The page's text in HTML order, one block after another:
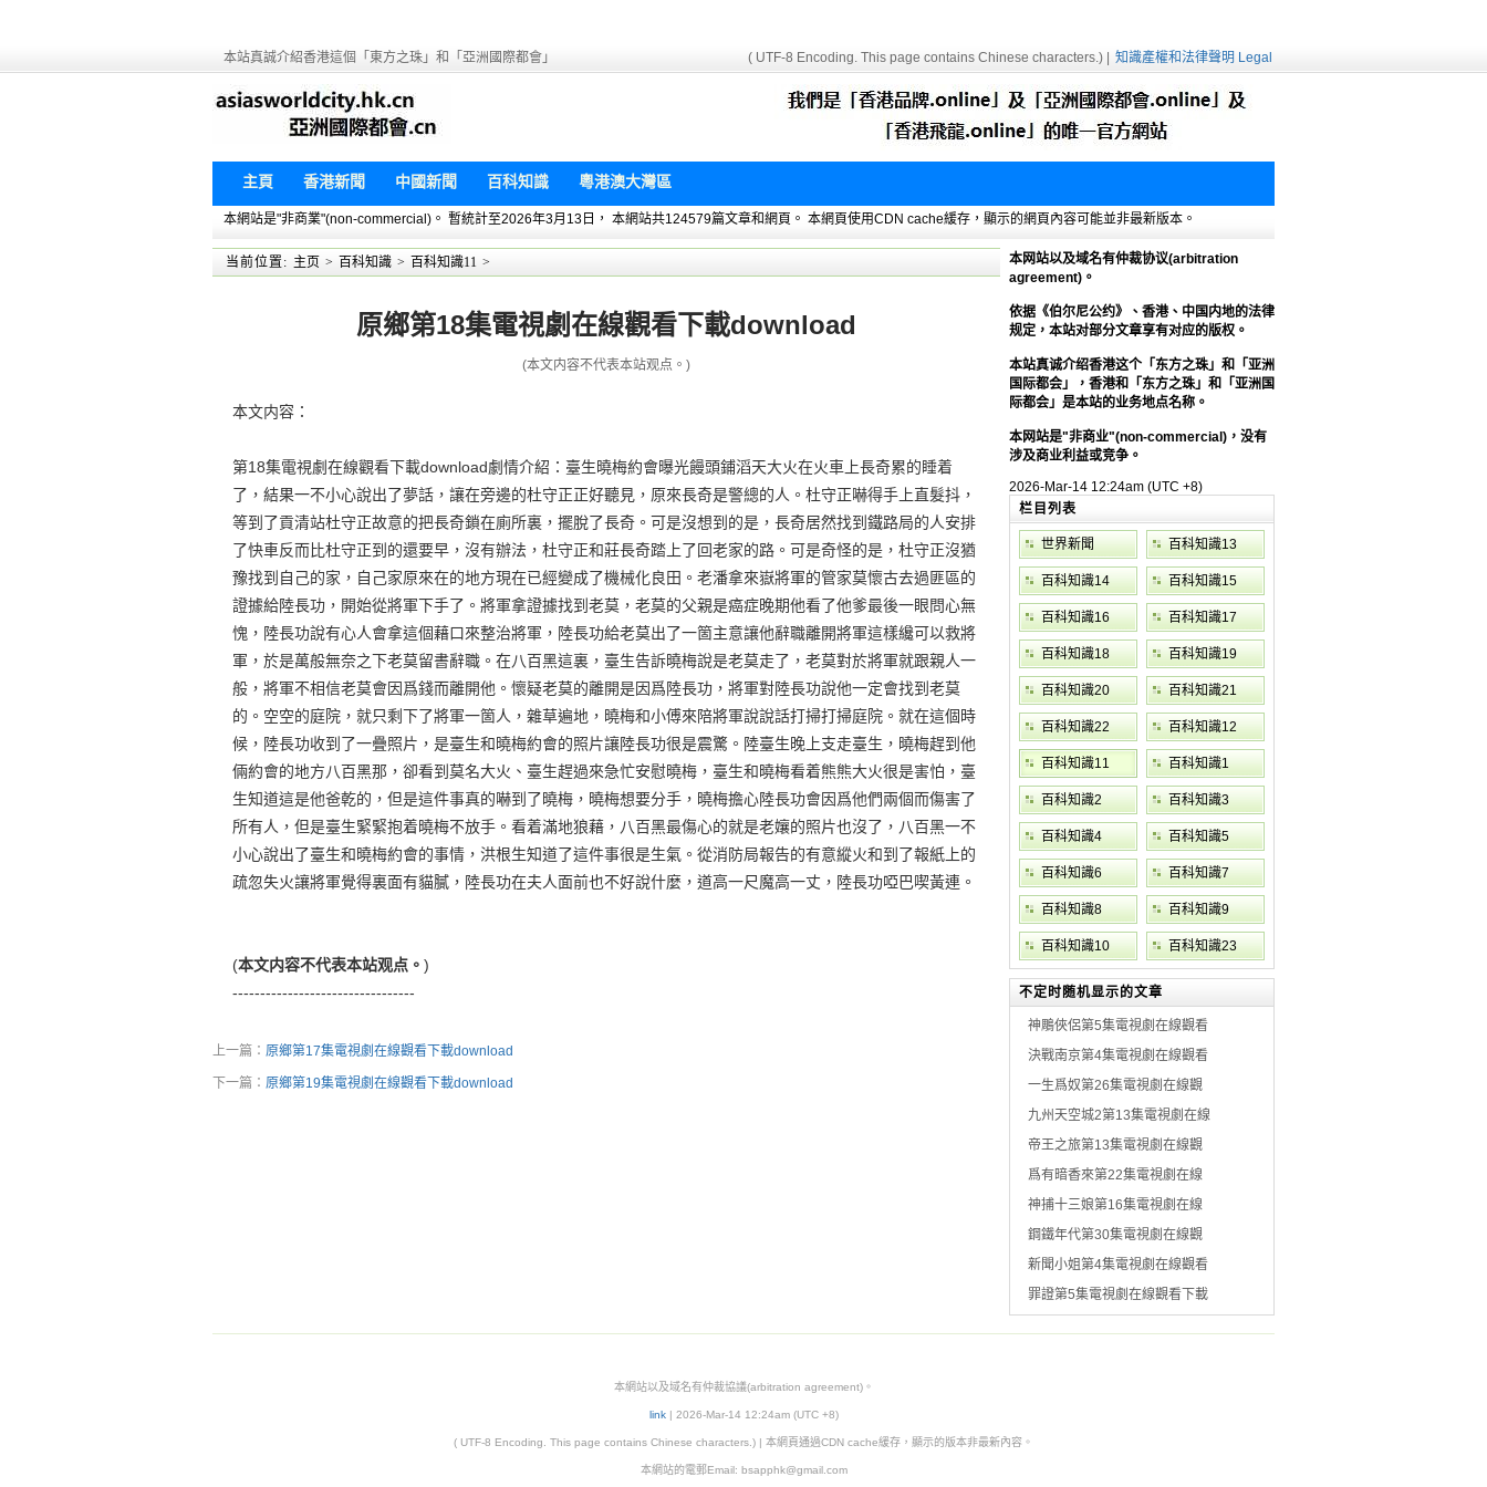
本站真誠介紹香港這個「東方之珠」和「亞洲國際都會」 ( UTF-8 Encoding. This page contains Chinese characters.) | 知識產權和法律聲明 Legal
主頁 香港新聞 中國新聞 百科知識 粵港澳大灣區
本網站是"非商業"(non-commercial)。 暫統計至2026年3月13日， 本網站共124579篇文章和網頁。 本網頁使用CDN cache緩存，顯示的網頁內容可能並非最新版本。
当前位置: 主页 > 百科知識 > 百科知識11 >
原鄉第18集電視劇在線觀看下載download
(本文内容不代表本站观点。)
本文内容：
第18集電視劇在線觀看下載download劇情介紹：臺生曉梅約會曝光饅頭鋪滔天大火在火車上長奇累的睡着
了，結果一不小心說出了夢話，讓在旁邊的杜守正正好聽見，原來長奇是警總的人。杜守正嚇得手上直髮抖，
等到了貢清站杜守正故意的把長奇鎖在廁所裏，擺脫了長奇。可是沒想到的是，長奇居然找到鐵路局的人安排
了快車反而比杜守正到的還要早，沒有辦法，杜守正和莊長奇踏上了回老家的路。可是奇怪的是，杜守正沒猶
豫找到自己的家，自己家原來在的地方現在已經變成了機械化良田。老潘拿來嶽將軍的管家莫懷古去過匪區的
證據給陸長功，開始從將軍下手了。將軍拿證據找到老莫，老莫的父親是癌症晚期他看了他爹最後一眼問心無
愧，陸長功說有心人會拿這個藉口來整治將軍，陸長功給老莫出了一箇主意讓他辭職離開將軍這樣纔可以救將
軍，於是萬般無奈之下老莫留書辭職。在八百黑這裏，臺生告訴曉梅說是老莫走了，老莫對於將軍就跟親人一
般，將軍不相信老莫會因爲錢而離開他。懷疑老莫的離開是因爲陸長功，將軍對陸長功說他一定會找到老莫
的。空空的庭院，就只剩下了將軍一箇人，雜草遍地，曉梅和小傅來陪將軍說說話打掃打掃庭院。就在這個時
候，陸長功收到了一疊照片，是臺生和曉梅約會的照片讓陸長功很是震驚。陸臺生晚上支走臺生，曉梅趕到他
倆約會的地方八百黑那，卻看到莫名大火、臺生趕過來急忙安慰曉梅，臺生和曉梅看着熊熊大火很是害怕，臺
生知道這是他爸乾的，但是這件事真的嚇到了曉梅，曉梅想要分手，曉梅擔心陸長功會因爲他們兩個而傷害了
所有人，但是臺生緊緊抱着曉梅不放手。看着滿地狼藉，八百黑最傷心的就是老孃的照片也沒了，八百黑一不
小心說出了臺生和曉梅約會的事情，洪根生知道了這件事很是生氣。從消防局報告的有意縱火和到了報紙上的
疏忽失火讓將軍覺得裏面有貓膩，陸長功在夫人面前也不好說什麼，道高一尺魔高一丈，陸長功啞巴喫黃連。
(本文内容不代表本站观点。 )
---------------------------------
上一篇： 原鄉第17集電視劇在線觀看下載download
下一篇： 原鄉第19集電視劇在線觀看下載download
本网站以及域名有仲裁协议(arbitration
agreement)。
依据《伯尔尼公约》、香港、中国内地的法律
规定，本站对部分文章享有对应的版权。
本站真诚介绍香港这个「东方之珠」和「亚洲
国际都会」，香港和「东方之珠」和「亚洲国
际都会」是本站的业务地点名称。
本网站是"非商业"(non-commercial)，没有
涉及商业利益或竞争。
2026-Mar-14 12:24am (UTC +8)
栏目列表
世界新聞 百科知識13
百科知識14 百科知識15
百科知識16 百科知識17
百科知識18 百科知識19
百科知識20 百科知識21
百科知識22 百科知識12
百科知識11 百科知識1
百科知識2 百科知識3
百科知識4 百科知識5
百科知識6 百科知識7
百科知識8 百科知識9
百科知識10 百科知識23
不定时随机显示的文章
神鵰俠侶第5集電視劇在線觀看
決戰南京第4集電視劇在線觀看
一生爲奴第26集電視劇在線觀
九州天空城2第13集電視劇在線
帝王之旅第13集電視劇在線觀
爲有暗香來第22集電視劇在線
神捕十三娘第16集電視劇在線
鋼鐵年代第30集電視劇在線觀
新聞小姐第4集電視劇在線觀看
罪證第5集電視劇在線觀看下載
本網站以及域名有仲裁協議(arbitration agreement)。
link| 2026-Mar-14 12:24am (UTC +8)
( UTF-8 Encoding. This page contains Chinese characters.) | 本網頁通過CDN cache緩存，顯示的版本非最新內容。
本網站的電郵Email: bsapphk@gmail.com